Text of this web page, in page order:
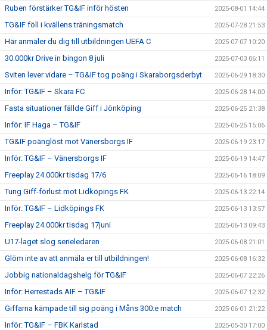
Ruben förstärker TG&IF inför hösten 2025-08-01 14:44
TG&IF föll i kvällens träningsmatch 2025-07-28 21:53
Här anmäler du dig till utbildningen UEFA C 2025-07-07 10:20
30.000kr Drive in bingon 8 juli 2025-07-03 06:11
Sviten lever vidare – TG&IF tog poäng i Skaraborgsderbyt 2025-06-29 18:30
Inför: TG&IF – Skara FC 2025-06-28 14:00
Fasta situationer fällde Giff i Jönköping 2025-06-25 21:38
Inför: IF Haga – TG&IF 2025-06-25 15:06
TG&IF poänglöst mot Vänersborgs IF 2025-06-19 23:17
Inför: TG&IF – Vänersborgs IF 2025-06-19 14:47
Freeplay 24.000kr tisdag 17/6 2025-06-16 18:09
Tung Giff-förlust mot Lidköpings FK 2025-06-13 22:14
Inför: TG&IF – Lidköpings FK 2025-06-13 13:57
Freeplay 24.000kr tisdag 17juni 2025-06-13 09:43
U17-laget slog serieledaren 2025-06-08 21:01
Glöm inte av att anmäla er till utbildningen! 2025-06-08 16:32
Jobbig nationaldagshelg för TG&IF 2025-06-07 22:26
Inför: Herrestads AIF – TG&IF 2025-06-07 12:32
Giffarna kämpade till sig poäng i Måns 300:e match 2025-06-01 21:22
Inför: TG&IF – FBK Karlstad 2025-05-30 17:00